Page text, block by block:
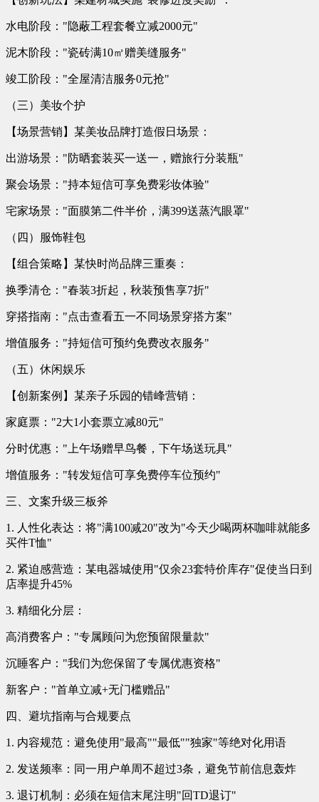
水电阶段："隐蔽工程套餐立减2000元"
泥木阶段："瓷砖满10㎡赠美缝服务"
竣工阶段："全屋清洁服务0元抢"
（三）美妆个护
【场景营销】某美妆品牌打造假日场景：
出游场景："防晒套装买一送一，赠旅行分装瓶"
聚会场景："持本短信可享免费彩妆体验"
宅家场景："面膜第二件半价，满399送蒸汽眼罩"
（四）服饰鞋包
【组合策略】某快时尚品牌三重奏：
换季清仓："春装3折起，秋装预售享7折"
穿搭指南："点击查看五一不同场景穿搭方案"
增值服务："持短信可预约免费改衣服务"
（五）休闲娱乐
【创新案例】某亲子乐园的错峰营销：
家庭票："2大1小套票立减80元"
分时优惠："上午场赠早鸟餐，下午场送玩具"
增值服务："转发短信可享免费停车位预约"
三、文案升级三板斧
1. 人性化表达：将"满100减20"改为"今天少喝两杯咖啡就能多
买件T恤"
2. 紧迫感营造：某电器城使用"仅余23套特价库存"促使当日到
店率提升45%
3. 精细化分层：
高消费客户："专属顾问为您预留限量款"
沉睡客户："我们为您保留了专属优惠资格"
新客户："首单立减+无门槛赠品"
四、避坑指南与合规要点
1. 内容规范：避免使用"最高""最低""独家"等绝对化用语
2. 发送频率：同一用户单周不超过3条，避免节前信息轰炸
3. 退订机制：必须在短信末尾注明"回TD退订"